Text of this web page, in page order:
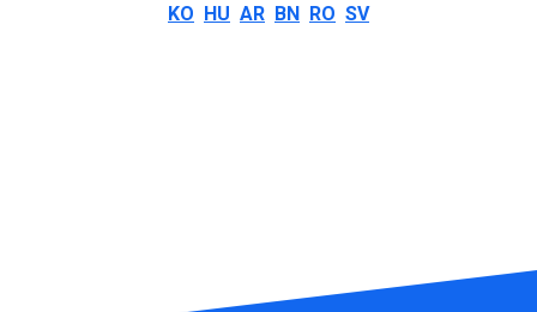
KO HU AR BN RO SV